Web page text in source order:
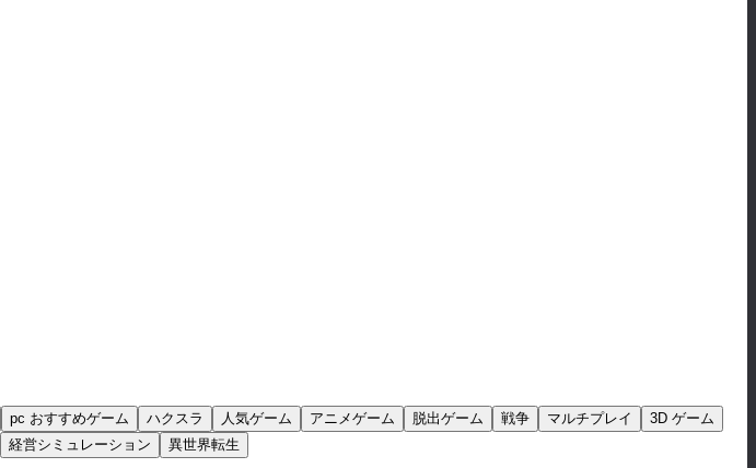
pc おすすめゲーム ハクスラ 人気ゲーム アニメゲーム 脱出ゲーム 戦争 マルチプレイ
3D ゲーム
経営シミュレーション 異世界転生